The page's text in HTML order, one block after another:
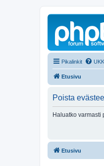
Pikalinkit UKK
Etusivu
Poista
Haluatko varmasti
Etusivu